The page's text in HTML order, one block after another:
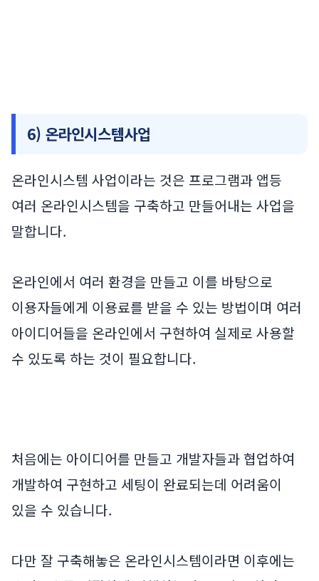
6) 온라인시스템사업
온라인시스템 사업이라는 것은 프로그램과 앱등
여러 온라인시스템을 구축하고 만들어내는 사업을
말합니다.
온라인에서 여러 환경을 만들고 이를 바탕으로
이용자들에게 이용료를 받을 수 있는 방법이며 여러
아이디어들을 온라인에서 구현하여 실제로 사용할
수 있도록 하는 것이 필요합니다.
처음에는 아이디어를 만들고 개발자들과 협업하여
개발하여 구현하고 세팅이 완료되는데 어려움이
있을 수 있습니다.
다만 잘 구축해놓은 온라인시스템이라면 이후에는